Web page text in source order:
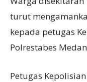
turut
kepada petugas
Polrestabes
Petugas